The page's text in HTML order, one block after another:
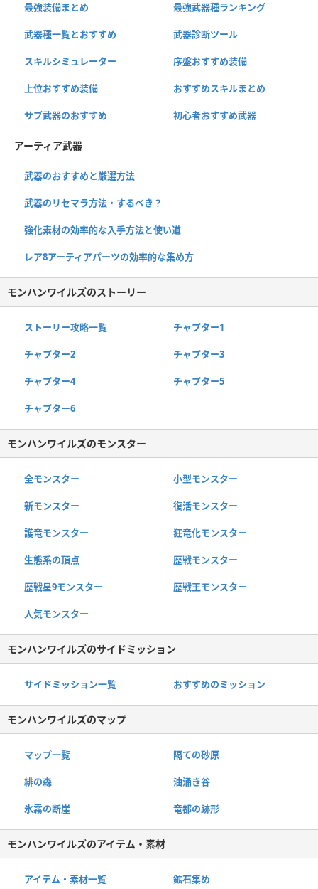
最強装備まとめ 最強武器種ランキング
武器種一覧とおすすめ 武器診断ツール
スキルシミュレーター 序盤おすすめ装備
上位おすすめ装備 おすすめスキルまとめ
サブ武器のおすすめ 初心者おすすめ武器
アーティア武器
武器のおすすめと厳選方法
武器のリセマラ方法・するべき？
強化素材の効率的な入手方法と使い道
レア8アーティアパーツの効率的な集め方
モンハンワイルズのストーリー
ストーリー攻略一覧 チャプター1
チャプター2 チャプター3
チャプター4 チャプター5
チャプター6
モンハンワイルズのモンスター
全モンスター 小型モンスター
新モンスター 復活モンスター
護竜モンスター 狂竜化モンスター
生態系の頂点 歴戦モンスター
歴戦星9モンスター 歴戦王モンスター
人気モンスター
モンハンワイルズのサイドミッション
サイドミッション一覧 おすすめのミッション
モンハンワイルズのマップ
マップ一覧 隔ての砂原
緋の森 油涌き谷
氷霧の断崖 竜都の跡形
モンハンワイルズのアイテム・素材
アイテム・素材一覧 鉱石集め